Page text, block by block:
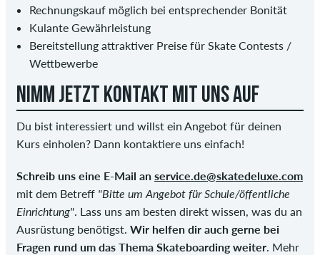
Rechnungskauf möglich bei entsprechender Bonität
Kulante Gewährleistung
Bereitstellung attraktiver Preise für Skate Contests /
Wettbewerbe
NIMM JETZT KONTAKT MIT UNS AUF
Du bist interessiert und willst ein Angebot für deinen
Kurs einholen? Dann kontaktiere uns einfach!
Schreib uns eine E-Mail an service.de@skatedeluxe.com
mit dem Betreff "Bitte um Angebot für Schule/öffentliche
Einrichtung". Lass uns am besten direkt wissen, was du an
Ausrüstung benötigst. Wir helfen dir auch gerne bei
Fragen rund um das Thema Skateboarding weiter. Mehr